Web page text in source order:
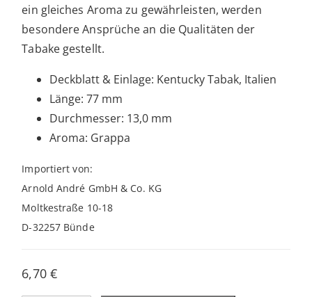
ein gleiches Aroma zu gewährleisten, werden
besondere Ansprüche an die Qualitäten der
Tabake gestellt.
Deckblatt & Einlage: Kentucky Tabak, Italien
Länge: 77 mm
Durchmesser: 13,0 mm
Aroma: Grappa
Importiert von:
Arnold André GmbH & Co. KG
Moltkestraße 10-18
D-32257 Bünde
6,70 €